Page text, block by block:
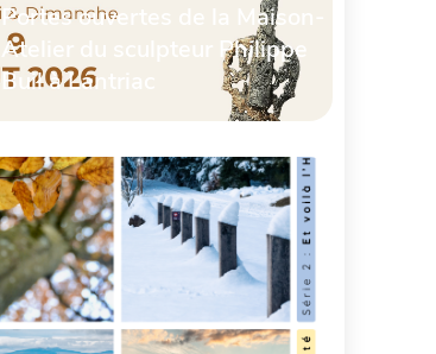
Portes ouvertes de la Maison-
Atelier du sculpteur Philippe
Buil à Lantriac